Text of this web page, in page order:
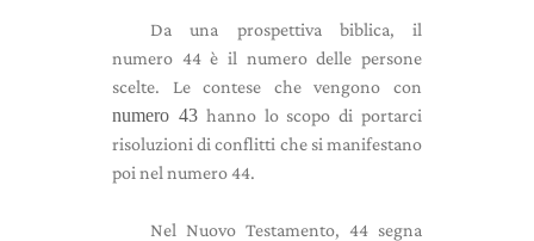
Da una prospettiva biblica, il
numero 44 è il numero delle persone
scelte. Le contese che vengono con
numero 43hanno lo scopo di portarci
risoluzioni di conflitti che si manifestano
poi nel numero 44.
Nel Nuovo Testamento, 44 ​​segna